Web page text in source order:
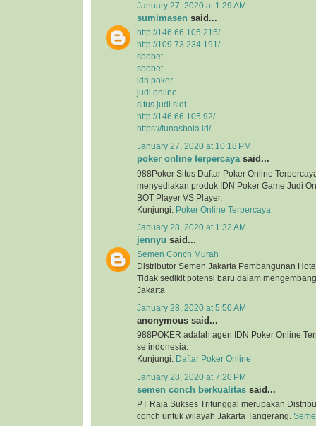
January 27, 2020 at 1:29 AM
sumimasen said...
http://146.66.105.215/
http://109.73.234.191/
sbobet
sbobet
idn poker
judi online
situs judi slot
http://146.66.105.92/
https://tunasbola.id/
January 27, 2020 at 10:18 PM
poker online terpercayasaid...
988Poker Situs Daftar Poker Online
menyediakan produk IDN Poker Game Judi
BOT Player VS Player.
Kunjungi: Poker Online Terpercaya
January 28, 2020 at 1:32 AM
jennyu said...
Semen Conch Murah
Distributor Semen Jakarta Pembangunan
Tidak sedikit potensi baru dalam
Jakarta
January 28, 2020 at 5:50 AM
anonymous said...
988POKER adalah agen IDN Poker Online
se indonesia.
Kunjungi:
Daftar Poker Online
January 28, 2020 at 7:20 PM
semen conch berkualitas said...
PT Raja Sukses Tritunggal merupakan
conch untuk wilayah Jakarta Tangerang.